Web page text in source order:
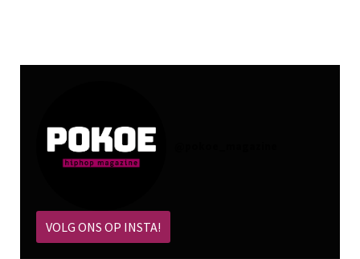
VOLG ONS OP INSTA!